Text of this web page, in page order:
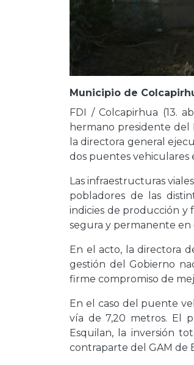
Municipio de
FDI / Colcapirhua (13.
hermano presidente del
la directora general
dos puentes vehiculares
Las infraestructuras
pobladores de las
indicies de producción
segura y permanente en
En el acto, la directora
gestión del Gobierno
firme compromiso de
En el caso del puente
vía de 7,20 metros. El
Esquilan, la inversión
contraparte del GAM de